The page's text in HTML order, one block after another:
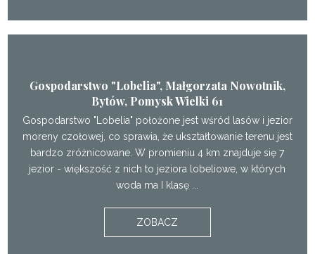
Gospodarstwo "Lobelia", Małgorzata Nowotnik,
Bytów, Pomysk Wielki 61
Gospodarstwo "Lobelia" położone jest wśród lasów i jezior
moreny czołowej, co sprawia, że ukształtowanie terenu jest
bardzo zróżnicowane. W promieniu 4 km znajduje się 7
jezior - większość z nich to jeziora lobeliowe, w których
woda ma I klasę ...
ZOBACZ